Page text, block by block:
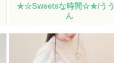
★☆Sweetsな時間☆★/う
ん